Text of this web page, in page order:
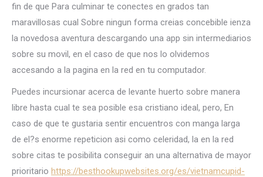
fin de que Para culminar te conectes en grados tan
maravillosas cual Sobre ningun forma creias concebible ienza
la novedosa aventura descargando una app sin intermediarios
sobre su movil, en el caso de que nos lo olvidemos
accesando a la pagina en la red en tu computador.
Puedes incursionar acerca de levante huerto sobre manera
libre hasta cual te sea posible esa cristiano ideal, pero, En
caso de que te gustaria sentir encuentros con manga larga
de el?s enorme repeticion asi­ como celeridad, la en la red
sobre citas te posibilita conseguir an una alternativa de mayor
prioritario https://besthookupwebsites.org/es/vietnamcupid-